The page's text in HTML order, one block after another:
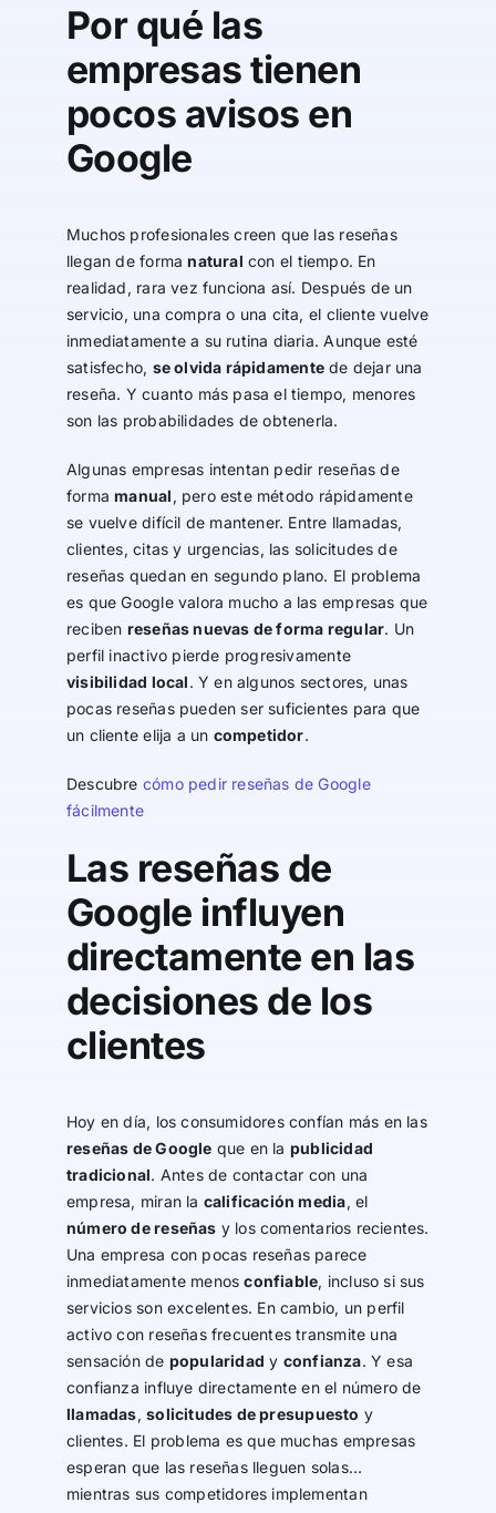
Por qué las
empresas tienen
pocos avisos en
Google
Muchos profesionales creen que las reseñas
llegan de formanatural con el tiempo. En
realidad, rara vez funciona así. Después de un
servicio, una compra o una cita, el cliente vuelve
inmediatamente a su rutina diaria. Aunque esté
satisfecho, se olvida rápidamentede dejar una
reseña. Y cuanto más pasa el tiempo, menores
son las probabilidades de obtenerla.
Algunas empresas intentan pedir reseñas de
formamanual , pero este método rápidamente
se vuelve difícil de mantener. Entre llamadas,
clientes, citas y urgencias, las solicitudes de
reseñas quedan en segundo plano. El problema
es que Google valora mucho a las empresas que
reciben reseñas nuevas de forma regular. Un
perfil inactivo pierde progresivamente
visibilidad local. Y en algunos sectores, unas
pocas reseñas pueden ser suficientes para que
un cliente elija a un competidor.
Descubre cómo pedir reseñas de Google
fácilmente
Las reseñas de
Google influyen
directamente en las
decisiones de los
clientes
Hoy en día, los consumidores confían más en las
reseñas de Google que en la publicidad
tradicional. Antes de contactar con una
empresa, miran la calificación media, el
número de reseñas y los comentarios recientes.
Una empresa con pocas reseñas parece
inmediatamente menosconfiable, incluso si sus
servicios son excelentes. En cambio, un perfil
activo con reseñas frecuentes transmite una
sensación de popularidad y confianza. Y esa
confianza influye directamente en el número de
llamadas,solicitudes de presupuesto y
clientes. El problema es que muchas empresas
esperan que las reseñas lleguen solas…
mientras sus competidores implementan